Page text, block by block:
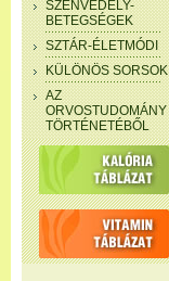
SZENVEDÉLY-
BETEGSÉGEK
SZTÁR-ÉLETMÓDI
KÜLÖNÖS SORSOK
AZ
ORVOSTUDOMÁNY
TÖRTÉNETÉBŐL